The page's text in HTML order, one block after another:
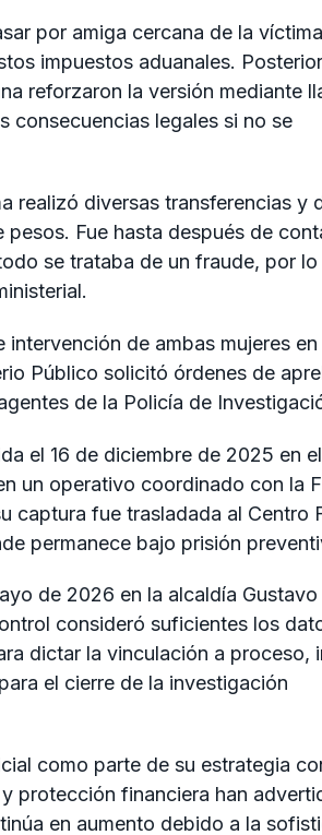
por amiga cercana de la
impuestos aduanales.
reforzaron la versión mediante
consecuencias legales si no se
realizó diversas transferencias y
Fue hasta después de
se trataba de un fraude, por lo
de ambas mujeres en
Público solicitó órdenes de
de la Policía de
el 16 de diciembre de 2025 en el
un operativo coordinado con la
captura fue trasladada al Centro
permanece bajo prisión
de 2026 en la alcaldía Gustavo
consideró suficientes los
dictar la vinculación a proceso,
el cierre de la investigación
como parte de su estrategia
protección financiera han
en aumento debido a la